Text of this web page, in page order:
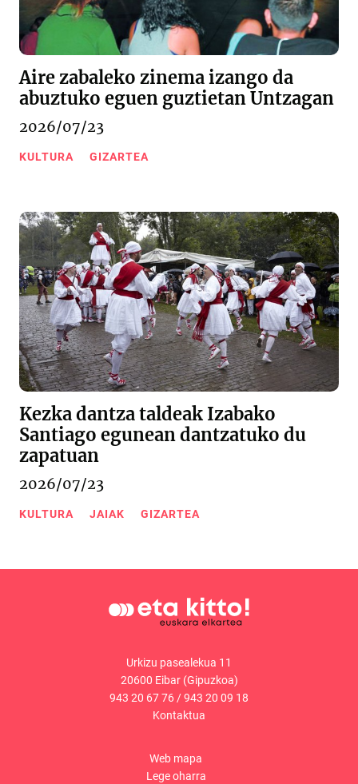
Aire zabaleko zinema izango da
abuztuko eguen guztietan Untzagan
2026/07/23
KULTURA GIZARTEA
Kezka dantza taldeak Izabako
Santiago egunean dantzatuko du
zapatuan
2026/07/23
KULTURA JAIAK GIZARTEA
Urkizu pasealekua 11
20600 Eibar (Gipuzkoa)
943 20 67 76/943 20 09 18
Kontaktua
Web mapa
Lege oharra